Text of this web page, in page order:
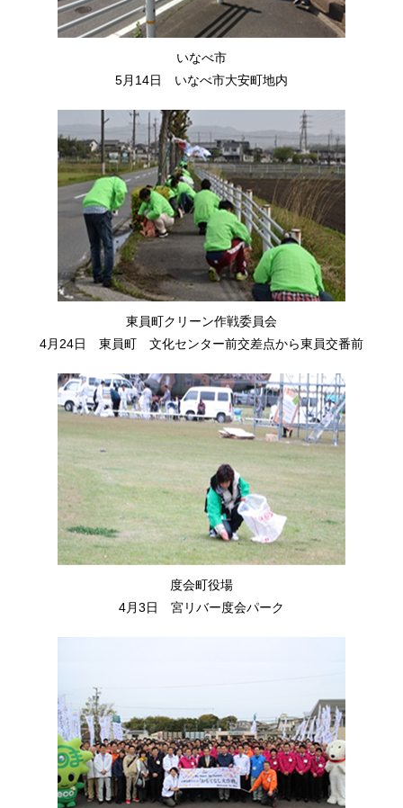
いなべ市
5月14日 いなべ市大安町地内
東員町クリーン作戦委員会
4月24日 東員町 文化センター前交差点から東員交番前
度会町役場
4月3日 宮リバー度会パーク